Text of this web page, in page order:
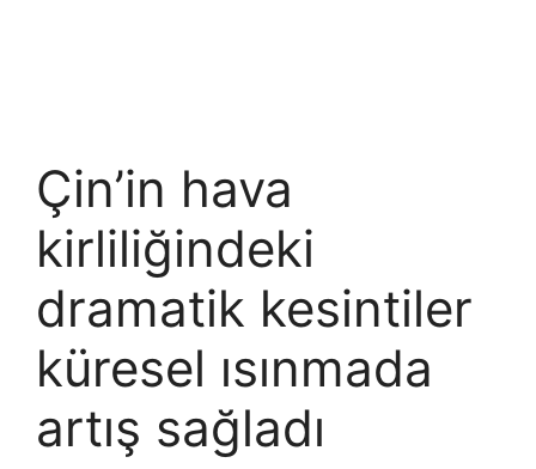
Çin’in hava
kirliliğindeki
dramatik kesintiler
küresel ısınmada
artış sağladı